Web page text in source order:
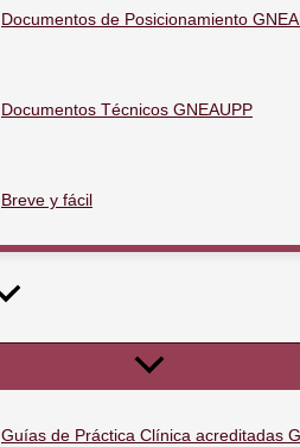
Documentos de Posicionamiento
Documentos Técnicos GNEAUPP
Breve y fácil
Guías de Práctica Clínica acreditadas